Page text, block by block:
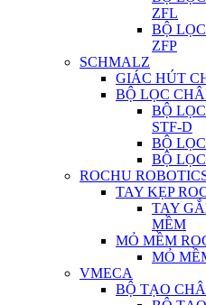
ZFL
BỘ
ZFP
SCHMALZ
GIÁC HÚT
BỘ LỌC
BỘ
STF-D
BỘ
BỘ
ROCHU
TAY KẸP
TAY
MỀM
MỎ MỀM
MỎ
VMECA
BỘ TẠO